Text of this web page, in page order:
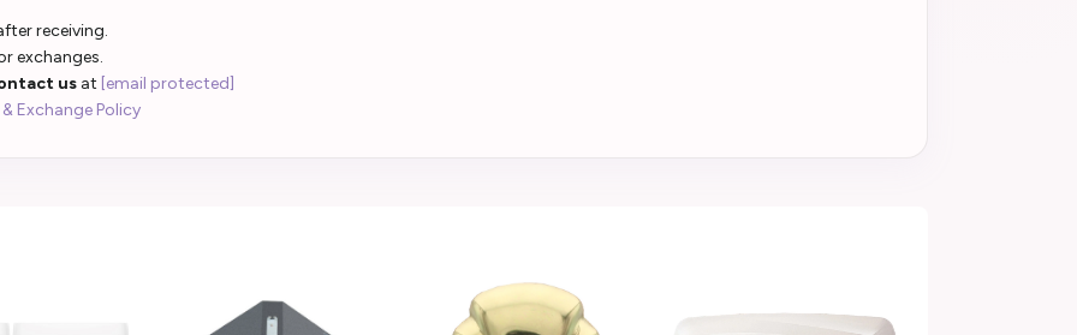
receiving.
exchanges.
us at [email protected]
Exchange Policy